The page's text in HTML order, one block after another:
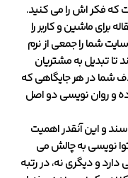
که فکر اش را می کنید.
برای ماشین و کاربر را
شما را جمعی از نرم
تا تبدیل به مشتریان
شما در هر جایگاهی که
و روان نویسی دو اصل
و این آنقدر اهمیت
نویسی به چالش می
و دیگری نه، در رتبه